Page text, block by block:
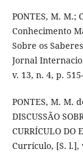
PONTES, M. M.;
Conhecimento
Sobre os
Jornal
v. 13, n. 4, p.
PONTES, M. M.
DISCUSSÃO
CURRÍCULO DO
Currículo, [S. l.],